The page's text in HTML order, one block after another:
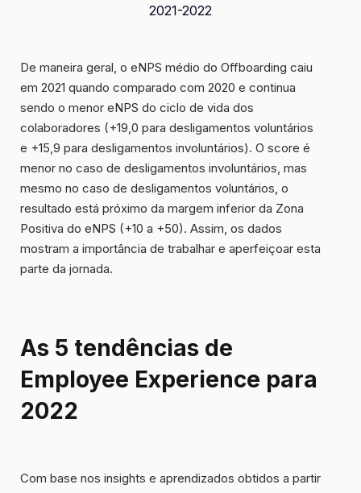
2021-2022
De maneira geral, o eNPS médio do Offboarding caiu
em 2021 quando comparado com 2020 e continua
sendo o menor eNPS do ciclo de vida dos
colaboradores (+19,0 para desligamentos voluntários
e +15,9 para desligamentos involuntários). O score é
menor no caso de desligamentos involuntários, mas
mesmo no caso de desligamentos voluntários, o
resultado está próximo da margem inferior da Zona
Positiva do eNPS (+10 a +50). Assim, os dados
mostram a importância de trabalhar e aperfeiçoar esta
parte da jornada.
As 5 tendências de
Employee Experience para
2022
Com base nos insights e aprendizados obtidos a partir